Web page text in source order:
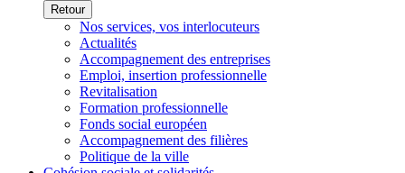
Retour
Nos services, vos interlocuteurs
Actualités
Accompagnement des entreprises
Emploi, insertion professionnelle
Revitalisation
Formation professionnelle
Fonds social européen
Accompagnement des filières
Politique de la ville